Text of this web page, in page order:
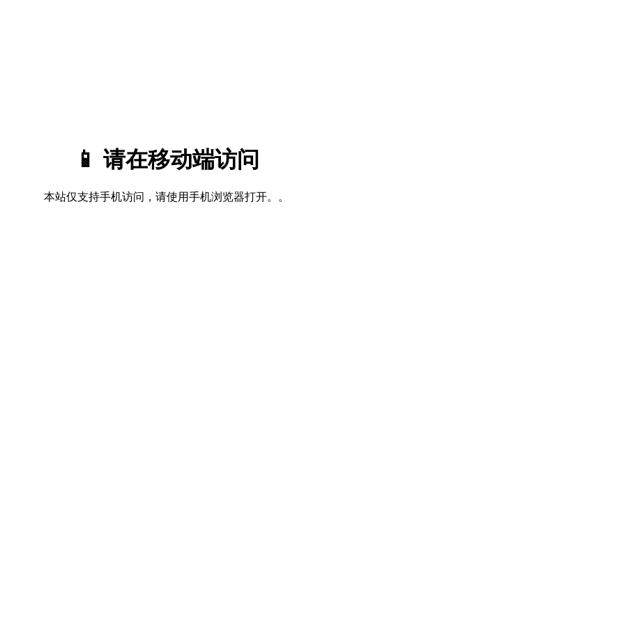
📱 请在移动端访问
本站仅支持手机访问，请使用手机浏览器打开。。